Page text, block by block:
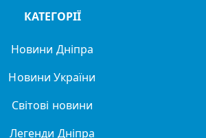
КАТЕГОРІЇ
Новини Дніпра
Новини України
Світові новини
Легенди Дніпра